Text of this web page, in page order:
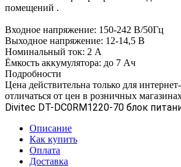
помещений .
Входное напряжение: 150-242 В/50Гц
Выходное напряжение: 12-14,5 В
Номинальный ток: 2 А
Ёмкость аккумулятора: до 7 Ач
Подробности
Цена действительна только для
отличаться от цен в розничных
Divitec DT-DC0RM1220-70 блок
Описание
Как купить
Оплата
Доставка